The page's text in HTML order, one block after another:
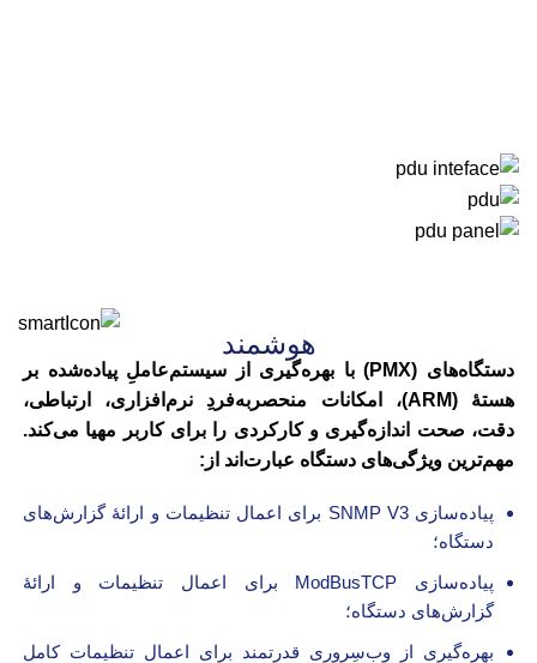
هوشمند
دستگاه‌های (PMX) با بهره‌گیری از سیستم‌عاملِ پیاده‌شده بر
هستۀ (ARM)، امکانات منحصربه‌فردِ نرم‌افزاری، ارتباطی،
دقت، صحت اندازه‌گیری و کارکردی را برای کاربر مهیا می‌کند.
مهم‌ترین ویژگی‌های دستگاه عبارت‌اند از:
پیاده‌سازی SNMP V3 برای اعمال تنظیمات و ارائۀ گزارش‌های
دستگاه؛
پیاده‌سازی ModBusTCP برای اعمال تنظیمات و ارائۀ
گزارش‌های دستگاه؛
بهره‌گیری از وب‌سِروری قدرتمند برای اعمال تنظیمات کامل